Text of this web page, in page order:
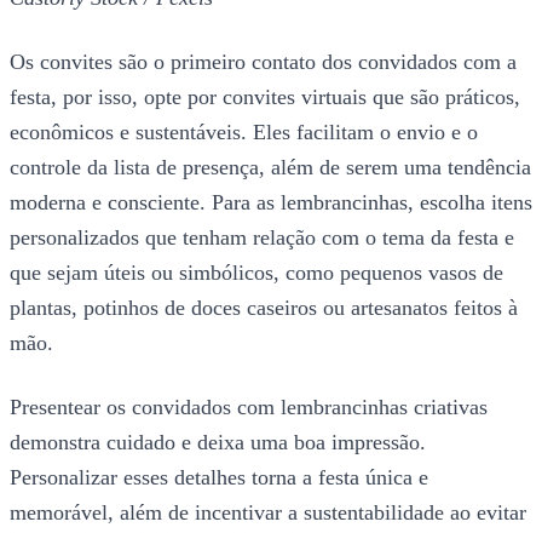
Os convites são o primeiro contato dos convidados com a
festa, por isso, opte por convites virtuais que são práticos,
econômicos e sustentáveis. Eles facilitam o envio e o
controle da lista de presença, além de serem uma tendência
moderna e consciente. Para as lembrancinhas, escolha itens
personalizados que tenham relação com o tema da festa e
que sejam úteis ou simbólicos, como pequenos vasos de
plantas, potinhos de doces caseiros ou artesanatos feitos à
mão.
Presentear os convidados com lembrancinhas criativas
demonstra cuidado e deixa uma boa impressão.
Personalizar esses detalhes torna a festa única e
memorável, além de incentivar a sustentabilidade ao evitar